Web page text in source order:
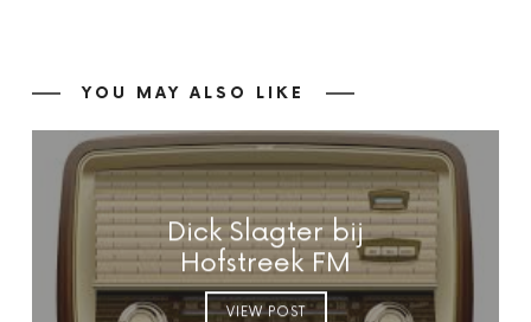
YOU MAY ALSO LIKE
Dick Slagter bij
Hofstreek FM
VIEW POST